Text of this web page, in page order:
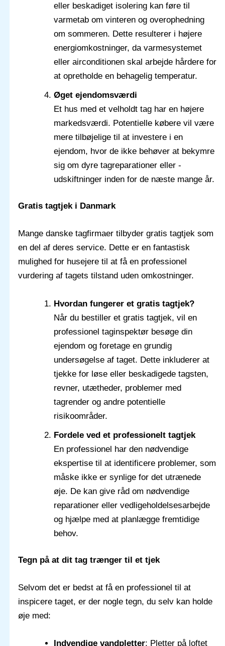
eller beskadiget isolering kan føre til
varmetab om vinteren og overophedning
om sommeren. Dette resulterer i højere
energiomkostninger, da varmesystemet
eller airconditionen skal arbejde hårdere for
at opretholde en behagelig temperatur.
Øget ejendomsværdi
Et hus med et velholdt tag har en højere
markedsværdi. Potentielle købere vil være
mere tilbøjelige til at investere i en
ejendom, hvor de ikke behøver at bekymre
sig om dyre tagreparationer eller -
udskiftninger inden for de næste mange år.
Gratis tagtjek i Danmark
Mange danske tagfirmaer tilbyder gratis tagtjek som
en del af deres service. Dette er en fantastisk
mulighed for husejere til at få en professionel
vurdering af tagets tilstand uden omkostninger.
Hvordan fungerer et gratis tagtjek?
Når du bestiller et gratis tagtjek, vil en
professionel taginspektør besøge din
ejendom og foretage en grundig
undersøgelse af taget. Dette inkluderer at
tjekke for løse eller beskadigede tagsten,
revner, utætheder, problemer med
tagrender og andre potentielle
risikoområder.
Fordele ved et professionelt tagtjek
En professionel har den nødvendige
ekspertise til at identificere problemer, som
måske ikke er synlige for det utrænede
øje. De kan give råd om nødvendige
reparationer eller vedligeholdelsesarbejde
og hjælpe med at planlægge fremtidige
behov.
Tegn på at dit tag trænger til et tjek
Selvom det er bedst at få en professionel til at
inspicere taget, er der nogle tegn, du selv kan holde
øje med:
Indvendige vandpletter: Pletter på loftet